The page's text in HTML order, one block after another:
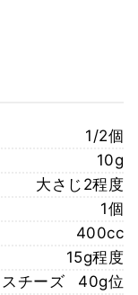
1/2個
10g
大さじ2程度
1個
400cc
15g程度
チーズ
40g位